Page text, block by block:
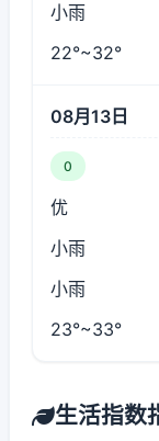
小雨
22°~32°
08月13日
0
优
小雨
小雨
23°~33°
生活指数